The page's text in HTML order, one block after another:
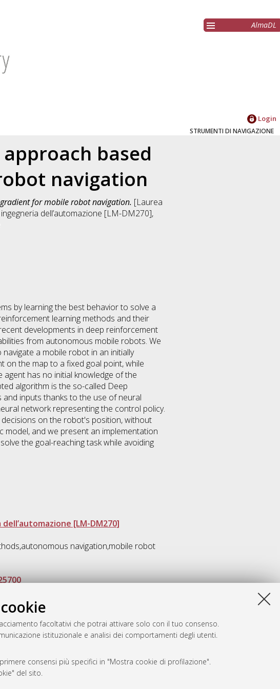
facoltativi che potrai attivare solo con il tuo consenso.
istituzionale e analisi dei comportamenti degli utenti.
consensi più specifici in "Mostra cookie di profilazione".
del sito.
AlmaDL
Login
STRUMENTI DI NAVIGAZIONE
based
navigation
for mobile robot navigation. [Laurea
dell’automazione [LM-DM270],
by learning the best behavior to solve a
learning methods and their
developments in deep reinforcement
from autonomous mobile robots. We
a mobile robot in an initially
on the map to a fixed goal point, while
has no initial knowledge of the
algorithm is the so-called Deep
inputs thanks to the use of neural
network representing the control policy.
on the robot's position, without
model, and we present an implementation
the goal-reaching task while avoiding
[LM-DM270]
navigation,mobile robot